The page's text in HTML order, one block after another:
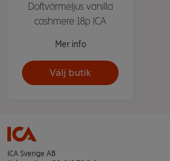
Doftvärmeljus vanilla
cashmere 18p ICA
Mer info
Välj butik
ICA Sverige AB